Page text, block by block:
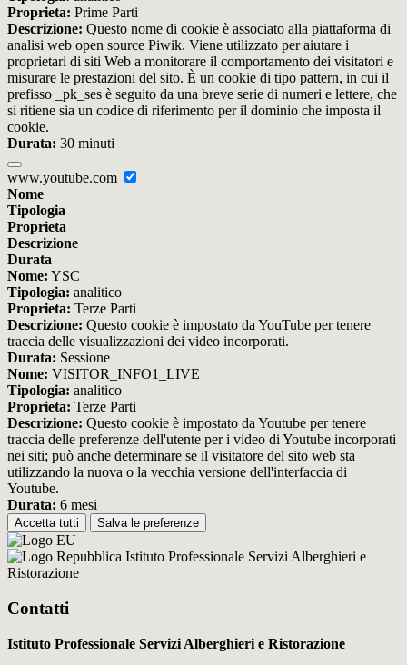
Proprieta: Prime Parti
Descrizione: Questo nome di cookie è associato alla piattaforma di
analisi web open source Piwik. Viene utilizzato per aiutare i
proprietari di siti Web a monitorare il comportamento dei visitatori e
misurare le prestazioni del sito. È un cookie di tipo pattern, in cui il
prefisso _pk_ses è seguito da una breve serie di numeri e lettere, che
si ritiene sia un codice di riferimento per il dominio che imposta il
cookie.
Durata: 30 minuti
www.youtube.com
Nome
Tipologia
Proprieta
Descrizione
Durata
Nome: YSC
Tipologia: analitico
Proprieta: Terze Parti
Descrizione: Questo cookie è impostato da YouTube per tenere
traccia delle visualizzazioni dei video incorporati.
Durata: Sessione
Nome: VISITOR_INFO1_LIVE
Tipologia: analitico
Proprieta: Terze Parti
Descrizione: Questo cookie è impostato da Youtube per tenere
traccia delle preferenze dell'utente per i video di Youtube incorporati
nei siti; può anche determinare se il visitatore del sito web sta
utilizzando la nuova o la vecchia versione dell'interfaccia di
Youtube.
Durata: 6 mesi
Accetta tutti Salva le preferenze
Istituto Professionale Servizi Alberghieri e
Ristorazione
Contatti
Istituto Professionale Servizi Alberghieri e Ristorazione